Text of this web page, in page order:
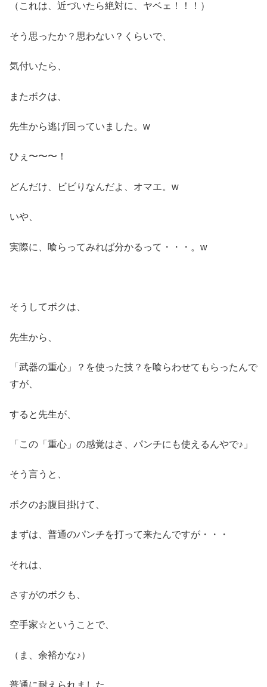
（これは、近づいたら絶対に、ヤベェ！！！）
そう思ったか？思わない？くらいで、
気付いたら、
またボクは、
先生から逃げ回っていました。w
ひぇ〜〜〜！
どんだけ、ビビりなんだよ、オマエ。w
いや、
実際に、喰らってみれば分かるって・・・。w
そうしてボクは、
先生から、
「武器の重心」？を使った技？を喰らわせてもらったんで
すが、
すると先生が、
「この「重心」の感覚はさ、パンチにも使えるんやで♪」
そう言うと、
ボクのお腹目掛けて、
まずは、普通のパンチを打って来たんですが・・・
それは、
さすがのボクも、
空手家☆ということで、
（ま、余裕かな♪）
普通に耐えられました。